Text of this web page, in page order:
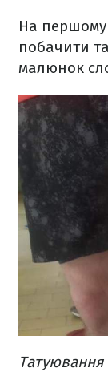
На
побачити
малюнок